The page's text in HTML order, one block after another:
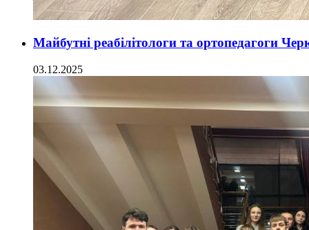
Майбутні реабілітологи та ортопедагоги
03.12.2025